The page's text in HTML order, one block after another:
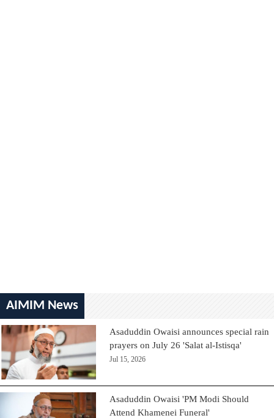
AIMIM News
Asaduddin Owaisi announces special rain
prayers on July 26 'Salat al-Istisqa'
Jul 15, 2026
Asaduddin Owaisi 'PM Modi Should
Attend Khamenei Funeral'